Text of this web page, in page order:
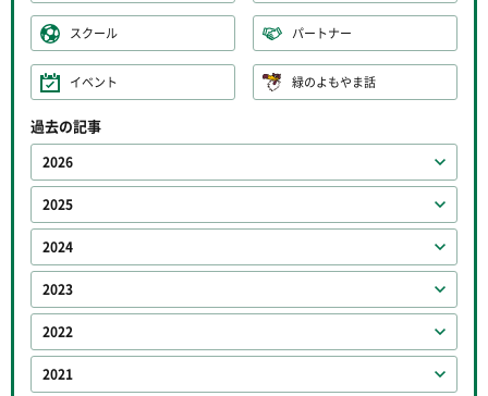
スクール パートナー
イベント 緑のよもやま話
過去の記事
2026
2025
2024
2023
2022
2021